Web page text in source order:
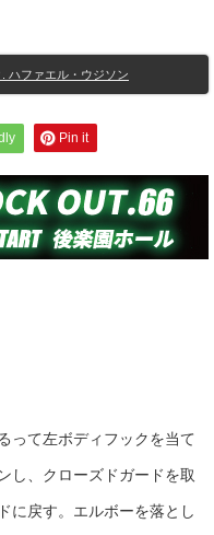
ハファエル・ウジソン
Pin it
って左ボディフックを当て
し、クローズドガードを取
に戻す。エルボーを落とし